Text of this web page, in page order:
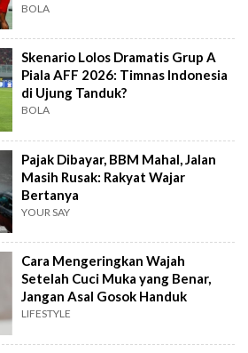
BOLA
Skenario Lolos Dramatis Grup A
Piala AFF 2026: Timnas Indonesia
di Ujung Tanduk?
BOLA
Pajak Dibayar, BBM Mahal, Jalan
Masih Rusak: Rakyat Wajar
Bertanya
YOUR SAY
Cara Mengeringkan Wajah
Setelah Cuci Muka yang Benar,
Jangan Asal Gosok Handuk
LIFESTYLE